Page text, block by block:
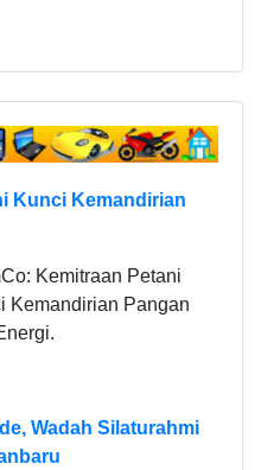
Kunci Kemandirian
Kemitraan Petani
Kemandirian Pangan
Wadah Silaturahmi